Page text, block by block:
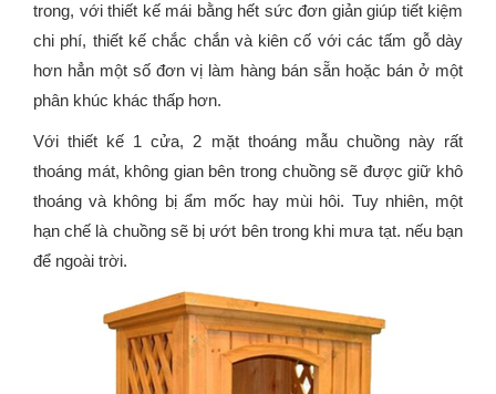
trong, với thiết kế mái bằng hết sức đơn giản giúp tiết kiệm
chi phí, thiết kế chắc chắn và kiên cố với các tấm gỗ dày
hơn hẳn một số đơn vị làm hàng bán sẵn hoặc bán ở một
phân khúc khác thấp hơn.
Với thiết kế 1 cửa, 2 mặt thoáng mẫu chuồng này rất
thoáng mát, không gian bên trong chuồng sẽ được giữ khô
thoáng và không bị ẩm mốc hay mùi hôi. Tuy nhiên, một
hạn chế là chuồng sẽ bị ướt bên trong khi mưa tạt. nếu bạn
để ngoài trời.